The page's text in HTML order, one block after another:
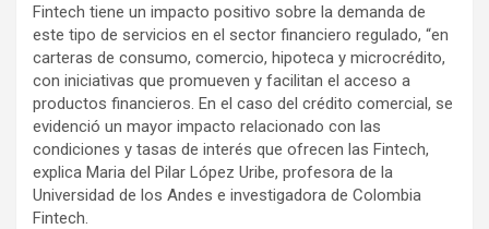
Fintech tiene un impacto positivo sobre la demanda de
este tipo de servicios en el sector financiero regulado, “en
carteras de consumo, comercio, hipoteca y microcrédito,
con iniciativas que promueven y facilitan el acceso a
productos financieros. En el caso del crédito comercial, se
evidenció un mayor impacto relacionado con las
condiciones y tasas de interés que ofrecen las Fintech,
explica Maria del Pilar López Uribe, profesora de la
Universidad de los Andes e investigadora de Colombia
Fintech.